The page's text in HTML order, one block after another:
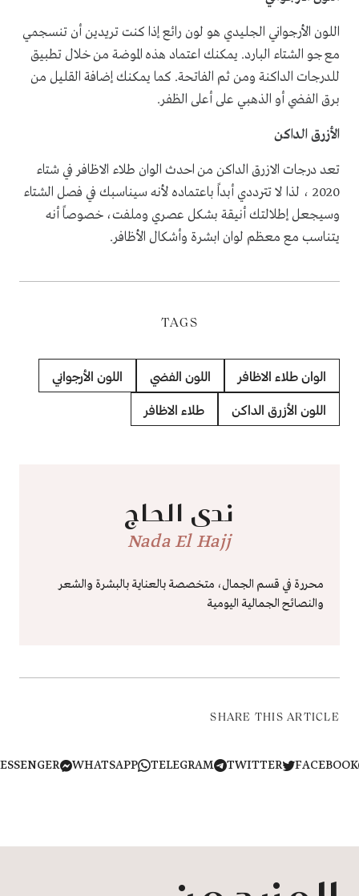
اللون الأرجواني الجليدي هو لون رائع إذا كنت تريدين أن تنسجمي
مع جو الشتاء البارد. يمكنك اعتماد هذه الموضة من خلال تطبيق
للدرجات الداكنة ومن ثم الفاتحة. كما يمكنك إضافة القليل من
برق الفضي أو الذهبي على أعلى الظفر.
الأزرق الداكن
تعد درجات الازرق الداكن من احدث الوان طلاء الاظافر في شتاء
2020 ، لذا لا تترددي أبداً باعتماده لأنه سيناسبك في فصل الشتاء
وسيجعل إطلالتك أنيقة بشكل عصري وملفت، خصوصاً أنه
يتناسب مع معظم لوان ابشرة وأشكال الأظافر.
TAGS
الوان طلاء الاظافر اللون الفضي اللون الأرجواني
اللون الأزرق الداكن طلاء الاظافر
ندى الحاج
Nada El Hajj
محررة في قسم الجمال، متخصصة بالعناية بالبشرة والشعر
والنصائح الجمالية اليومية
SHARE THIS ARTICLE
TWITTER
TELEGRAM
WHATSAPP
MESSENGER